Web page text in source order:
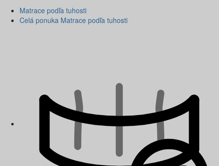
Matrace podľa tuhosti
Celá ponuka Matrace podľa tuhosti